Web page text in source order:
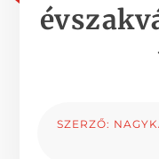
SZERZŐ: